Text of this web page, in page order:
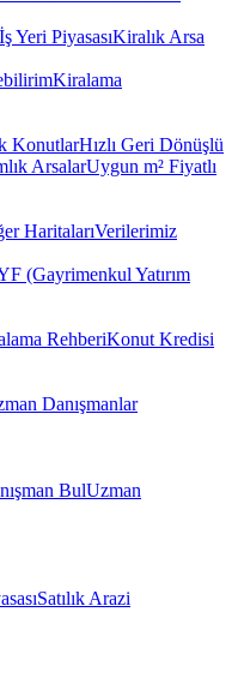
Yeri PiyasasıKiralık Arsa
Kiralama
KonutlarHızlı Geri Dönüşlü
ArsalarUygun m² Fiyatlı
HaritalarıVerilerimiz
(Gayrimenkul Yatırım
RehberiKonut Kredisi
Danışmanlar
BulUzman
Satılık Arazi